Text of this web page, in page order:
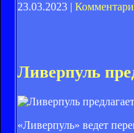
23.03.2023 |
Ливерпуль
«Ливерпуль» ведет